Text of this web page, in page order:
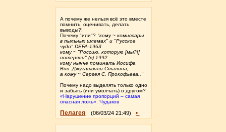
А почему же нельзя всё это вместе
помнить, оценивать, делать
выводы?!
Почему "или"? "кому ~ комиссары
в пыльных шлемах" и "Русское
чудо" DEFA-1963
кому ~ "Россию, которую [мы?!]
потеряли" (в) 1992
кому нынче поминать Иосифа
Вис. Джугашвили-Сталина,
а кому ~ Сергея С. Прокофьева.,"
Почему надо выделять только одно
и забыть (или умолчать) о другом?
«Нарушение пропорций – самая
опасная ложь». Чудаков
Пелагея (06/03/24 21:49) •